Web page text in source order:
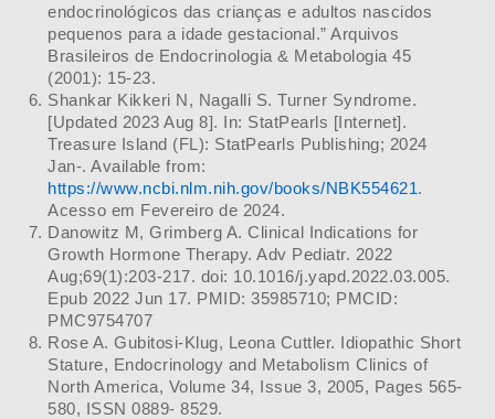
endocrinológicos das crianças e adultos nascidos
pequenos para a idade gestacional.” Arquivos
Brasileiros de Endocrinologia & Metabologia 45
(2001): 15-23.
Shankar Kikkeri N, Nagalli S. Turner Syndrome.
[Updated 2023 Aug 8]. In: StatPearls [Internet].
Treasure Island (FL): StatPearls Publishing; 2024
Jan-. Available from:
https://www.ncbi.nlm.nih.gov/books/NBK554621.
Acesso em Fevereiro de 2024.
Danowitz M, Grimberg A. Clinical Indications for
Growth Hormone Therapy. Adv Pediatr. 2022
Aug;69(1):203-217. doi: 10.1016/j.yapd.2022.03.005.
Epub 2022 Jun 17. PMID: 35985710; PMCID:
PMC9754707
Rose A. Gubitosi-Klug, Leona Cuttler. Idiopathic Short
Stature, Endocrinology and Metabolism Clinics of
North America, Volume 34, Issue 3, 2005, Pages 565-
580, ISSN 0889- 8529.